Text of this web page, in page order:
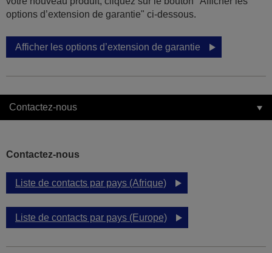
options d’extension de garantie" ci-dessous.
Afficher les options d’extension de garantie
Contactez-nous
Contactez-nous
Liste de contacts par pays (Afrique)
Liste de contacts par pays (Europe)